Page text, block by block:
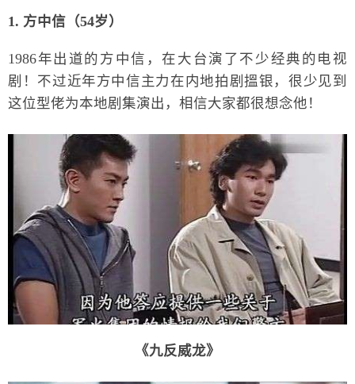
1. 方中信（54岁）
1986年出道的方中信，在大台演了不少经典的电视
剧！不过近年方中信主力在内地拍剧搵银，很少见到
这位型佬为本地剧集演出，相信大家都很想念他！
《九反威龙》